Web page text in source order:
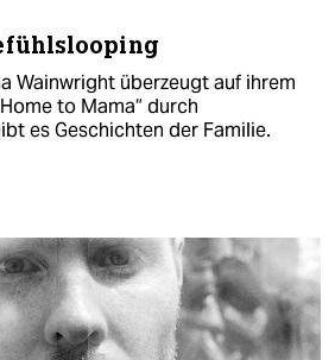
Wainwright überzeugt auf ihrem
to Mama“ durch
es Geschichten der Familie.